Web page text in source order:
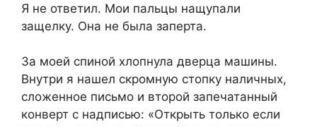
Я не ответил. Мои пальцы нащупали
защелку. Она не была заперта.
За моей спиной хлопнула дверца машины.
Внутри я нашел скромную стопку наличных,
сложенное письмо и второй запечатанный
конверт с надписью: «Открыть только если